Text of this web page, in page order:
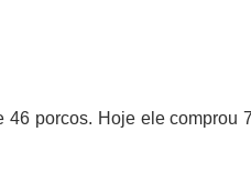
porcos. Hoje ele comprou